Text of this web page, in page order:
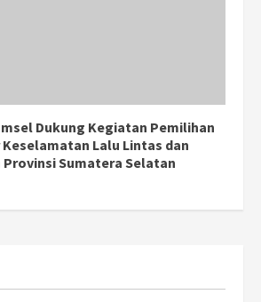
Dukung Kegiatan Pemilihan
Lalu Lintas dan
Sumatera Selatan